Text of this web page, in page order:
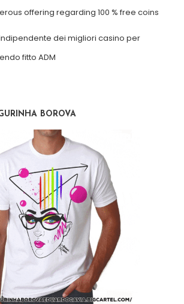
offering regarding 100 % free coins
dei migliori casino per
fitto ADM
BOROVA